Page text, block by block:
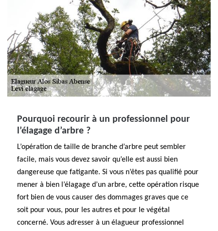
Pourquoi recourir à un professionnel pour
l’élagage d’arbre ?
L’opération de taille de branche d’arbre peut sembler
facile, mais vous devez savoir qu’elle est aussi bien
dangereuse que fatigante. Si vous n’êtes pas qualifié pour
mener à bien l’élagage d’un arbre, cette opération risque
fort bien de vous causer des dommages graves que ce
soit pour vous, pour les autres et pour le végétal
concerné. Vous adresser à un élagueur professionnel